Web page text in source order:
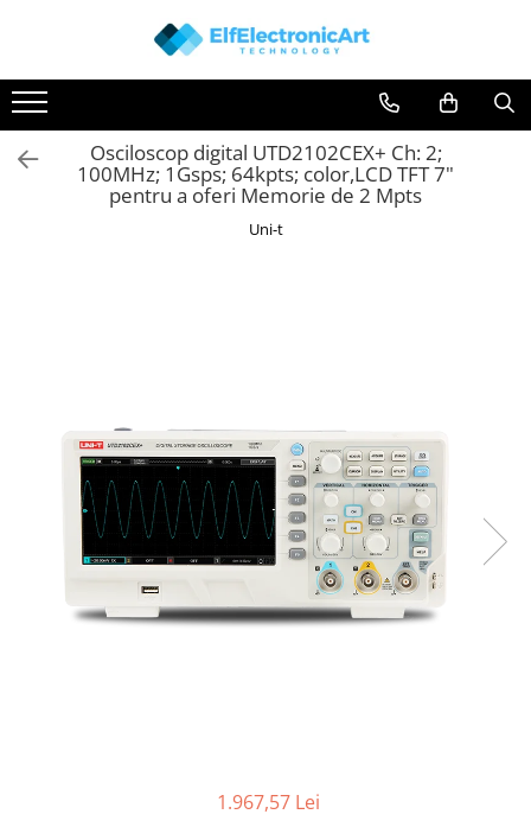
Toate Produsele
Audio
Auto
Instrumente de masura si control
Osciloscoape
Accesorii
Osciloscoape AXIOMET
Osciloscoape B&K PRECISION
Osciloscoape FLUKE
Osciloscoape GW INSTEK
Osciloscoape ROHDE & SCHWARZ
Osciloscop digital UTD2102CEX+ Ch: 2;
100MHz; 1Gsps; 64kpts; color,LCD TFT 7"
pentru a oferi Memorie de 2 Mpts
Uni-t
1.967,57 Lei